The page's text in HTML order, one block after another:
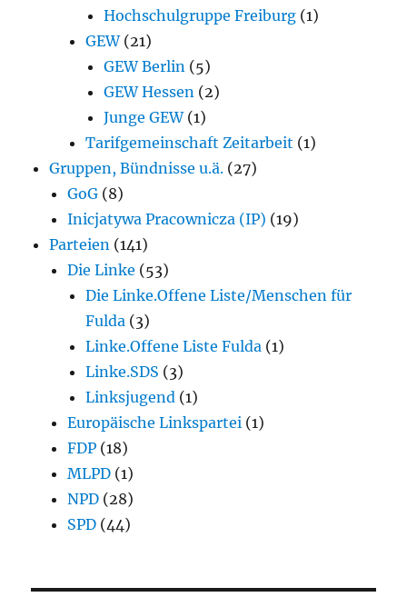
Hochschulgruppe Freiburg (1)
GEW(21)
GEW Berlin (5)
GEW Hessen (2)
Junge GEW(1)
Tarifgemeinschaft Zeitarbeit (1)
Gruppen, Bündnisse u.ä. (27)
GoG (8)
Inicjatywa Pracownicza (IP) (19)
Parteien (141)
Die Linke (53)
Die Linke.Offene Liste/Menschen für
Fulda (3)
Linke.Offene Liste Fulda (1)
Linke.SDS (3)
Linksjugend (1)
Europäische Linkspartei (1)
FDP (18)
MLPD (1)
NPD (28)
SPD (44)